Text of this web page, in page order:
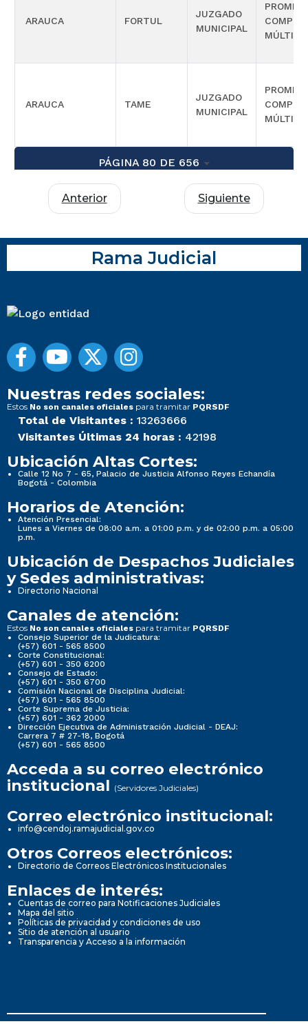
ARAUCA FORTUL
JUZGADO
MUNICIPAL
ARAUCA TAME
JUZGADO
MUNICIPAL
PÁGINA 80 DE 656
Anterior Siguiente
Rama Judicial
Nuestras redes sociales:
Estos No son canales oficiales para tramitar PQRSDF
Total de Visitantes : 13263666
Visitantes Últimas 24 horas : 42198
Ubicación Altas Cortes:
Calle 12 No 7 - 65, Palacio de Justicia Alfonso Reyes Echandía
Bogotá - Colombia
Horarios de Atención:
Atención Presencial:
Lunes a Viernes de 08:00 a.m. a 01:00 p.m. y de 02:00 p.m. a 05:00
p.m.
Ubicación de Despachos Judiciales
y Sedes administrativas:
Directorio Nacional
Canales de atención:
Estos No son canales oficiales para tramitar PQRSDF
Consejo Superior de la Judicatura:
(+57) 601 - 565 8500
Corte Constitucional:
(+57) 601 - 350 6200
Consejo de Estado:
(+57) 601 - 350 6700
Comisión Nacional de Disciplina Judicial:
(+57) 601 - 565 8500
Corte Suprema de Justicia:
(+57) 601 - 362 2000
Dirección Ejecutiva de Administración Judicial - DEAJ:
Carrera 7 # 27-18, Bogotá
(+57) 601 - 565 8500
Acceda a su correo electrónico
institucional (Servidores Judiciales)
Correo electrónico institucional:
info@cendoj.ramajudicial.gov.co
Otros Correos electrónicos:
Directorio de Correos Electrónicos Institucionales
Enlaces de interés:
Cuentas de correo para Notificaciones Judiciales
Mapa del sitio
Políticas de privacidad y condiciones de uso
Sitio de atención al usuario
Transparencia y Acceso a la información